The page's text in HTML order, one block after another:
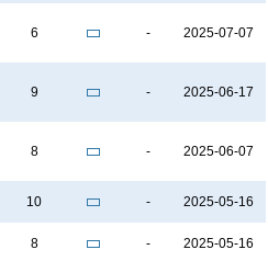
6 - 2025-07-07
9 - 2025-06-17
8 - 2025-06-07
10 - 2025-05-16
8 - 2025-05-16